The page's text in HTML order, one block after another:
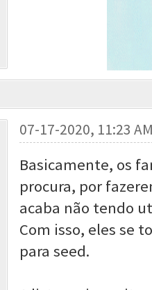
07-17-2020, 11:23
Basicamente, os
procura, por
acaba não tendo
Com isso, eles se
para seed.